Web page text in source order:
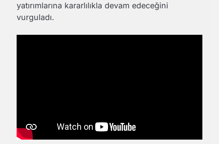
yatırımlarına kararlılıkla devam edeceğini
vurguladı.